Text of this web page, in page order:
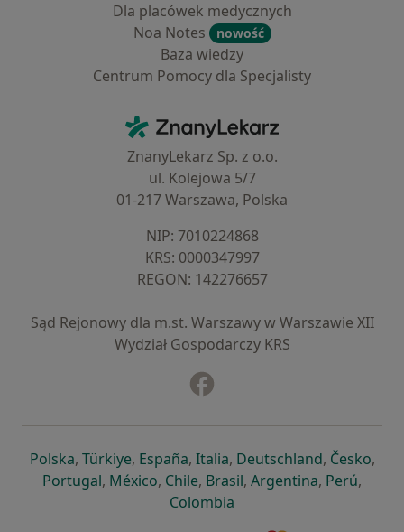
Dla placówek medycznych
Noa Notes
nowość
Baza wiedzy
Centrum Pomocy dla Specjalisty
ZnanyLekarz - Strona główna
ZnanyLekarz Sp. z o.o.
ul. Kolejowa 5/7
01-217 Warszawa, Polska
NIP: ⁠7010224868
KRS: ⁠0000347997
REGON: ⁠142276657
Sąd Rejonowy dla m.st. Warszawy w Warszawie XII
Wydział Gospodarczy KRS
Polskaotwiera się w nowej karcie
, Türkiyeotwiera się w nowej karcie
, Españaotwiera się w nowej karcie
, Italiaotwiera się w nowej
, Deutschlandotwiera się
, Česko,
Portugalotwiera się w nowej karcie
, Méxicootwiera się w nowej karcie
, Chileotwiera się w nowej karcie
, Brasilotwiera się w nowej
, Argentinaotwiera się
, Perú,
Colombia